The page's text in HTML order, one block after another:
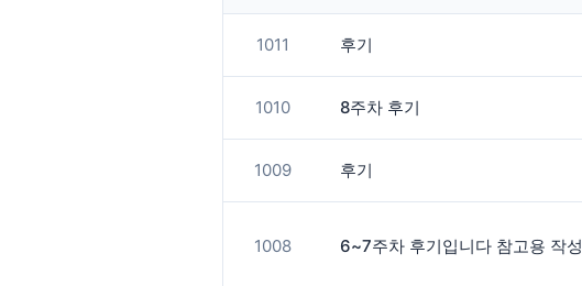
1011 후기
1010 8주차 후기
1009 후기
1008 6~7주차 후기입니다 참고용 작성